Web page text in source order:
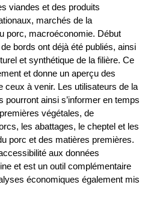
viandes et des produits
marchés de la
porc, macroéconomie. Début
bords ont déjà été publiés, ainsi
et synthétique de la filière. Ce
et donne un aperçu des
ceux à venir. Les utilisateurs de la
ainsi s’informer en temps
végétales, de
les abattages, le cheptel et les
porc et des matières premières.
aux données
et est un outil complémentaire
économiques également mis